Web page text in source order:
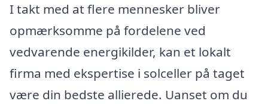
I takt med at flere mennesker bliver
opmærksomme på fordelene ved
vedvarende energikilder, kan et lokalt
firma med ekspertise i solceller på taget
være din bedste allierede. Uanset om du